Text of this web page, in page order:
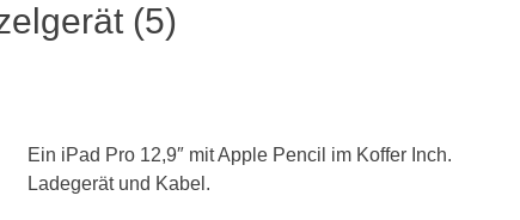
(5)
Ein iPad Pro 12,9″ mit Apple Pencil im Koffer Inch.
Ladegerät und Kabel.